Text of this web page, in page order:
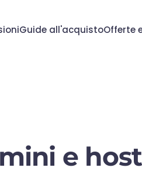
Guide all'acquistoOfferte
e